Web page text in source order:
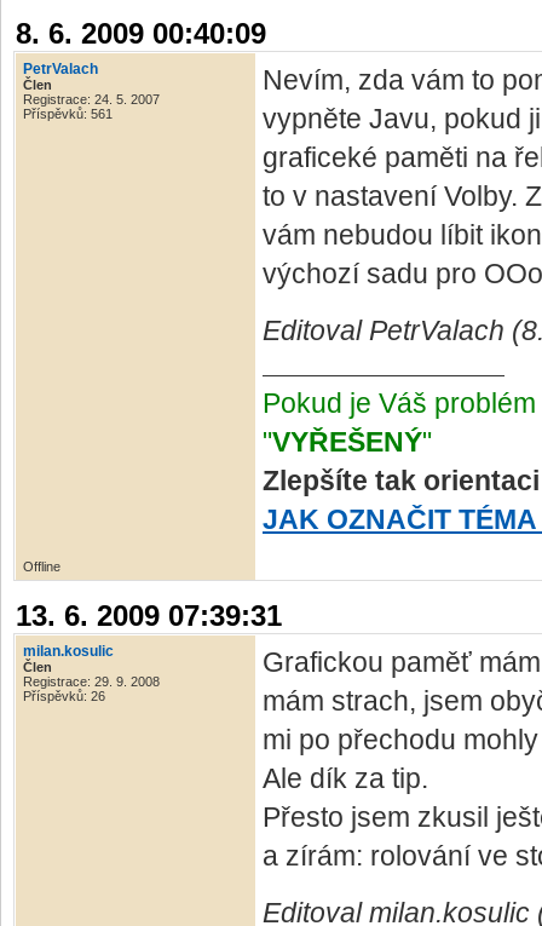
8. 6. 2009 00:40:09
PetrValach
Člen
Registrace: 24. 5. 2007
Příspěvků: 561
Nevím, zda vám to
vypněte Javu, pokud
graficeké paměti na
to v nastavení Volby.
vám nebudou líbit
výchozí sadu pro
Editoval PetrValach
Pokud je Váš
"VYŘEŠENÝ"
Zlepšíte tak
JAK OZNAČIT TÉMA
Offline
13. 6. 2009 07:39:31
milan.kosulic
Člen
Registrace: 29. 9. 2008
Příspěvků: 26
Grafickou paměť
mám strach, jsem
mi po přechodu
Ale dík za tip.
Přesto jsem zkusil
a zírám: rolování ve
Editoval milan.kosulic